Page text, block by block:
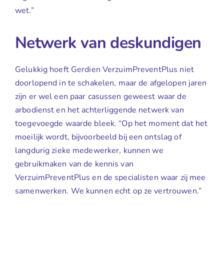
wet.”
Netwerk van deskundigen
Gelukkig hoeft Gerdien VerzuimPreventPlus niet
doorlopend in te schakelen, maar de afgelopen jaren
zijn er wel een paar casussen geweest waar de
arbodienst en het achterliggende netwerk van
toegevoegde waarde bleek. “Op het moment dat het
moeilijk wordt, bijvoorbeeld bij een ontslag of
langdurig zieke medewerker, kunnen we
gebruikmaken van de kennis van
VerzuimPreventPlus en de specialisten waar zij mee
samenwerken. We kunnen echt op ze vertrouwen.”